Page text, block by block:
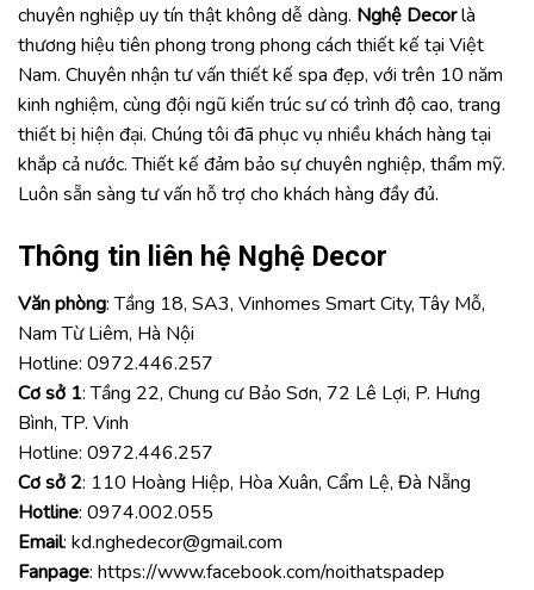
chuyên nghiệp uy tín thật không dễ dàng. Nghệ Decorlà
thương hiệu tiên phong trong phong cách thiết kế tại Việt
Nam. Chuyên nhận tư vấn thiết kế spa đẹp, với trên 10 năm
kinh nghiệm, cùng đội ngũ kiến trúc sư có trình độ cao, trang
thiết bị hiện đại. Chúng tôi đã phục vụ nhiều khách hàng tại
khắp cả nước. Thiết kế đảm bảo sự chuyên nghiệp, thẩm mỹ.
Luôn sẵn sàng tư vấn hỗ trợ cho khách hàng đầy đủ.
Thông tin liên hệ Nghệ Decor
Văn phòng: Tầng 18, SA3, Vinhomes Smart City, Tây Mỗ,
Nam Từ Liêm, Hà Nội
Hotline: 0972.446.257
Cơ sở 1: Tầng 22, Chung cư Bảo Sơn, 72 Lê Lợi, P. Hưng
Bình, TP. Vinh
Hotline: 0972.446.257
Cơ sở 2: 110 Hoàng Hiệp, Hòa Xuân, Cẩm Lệ, Đà Nẵng
Hotline: 0974.002.055
Email: kd.nghedecor@gmail.com
Fanpage: https://www.facebook.com/noithatspadep